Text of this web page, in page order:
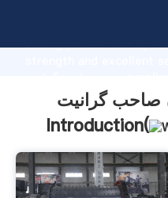
strong production
values to all of
صاحب گرانیت
Introduction(